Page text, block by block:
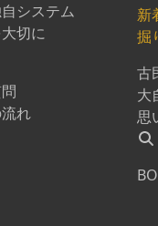
システム
切に
れ
新
掘
古
大
思